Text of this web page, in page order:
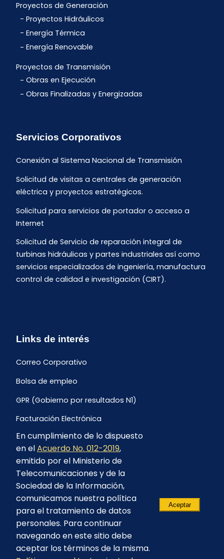
Proyectos de Generación
Proyectos Hidráulicos
Energía Térmica
Energía Renovable
Proyectos de Transmisión
Obras en Ejecución
Obras Finalizadas y Energizadas
Servicios Corporativos
Conexión al Sistema Nacional de Transmisión
Solicitud de visitas a centrales de generación
eléctrica y proyectos estratégicos.
Solicitud para servicios de portador o acceso a
Internet
Solicitud de Servicio de reparación integral de
turbinas hidráulicas y partes industriales así como
servicios especializados de ingeniería, manufactura
control de calidad e investigación (CIRT).
Links de interés
Correo Corporativo
Bolsa de empleo
GPR (Gobierno por resultados N1)
Facturación Electrónica
Archivo Histórico de Facturación
Portal Ambiental y Social
Proyecto Geotérmico Chachimbiro
Contratación consultoría mediante “Lista Corta”
Reglamento de Procesos Asociativos
En cumplimiento de lo dispuesto
en elAcuerdo No. 012-2019,
emitido por el Ministerio de
Telecomunicaciones y de la
Sociedad de la Información,
comunicamos nuestra política
para el tratamiento de datos
personales. Para continuar
navegando en este sitio debe
aceptar los términos de la misma.
Aceptar